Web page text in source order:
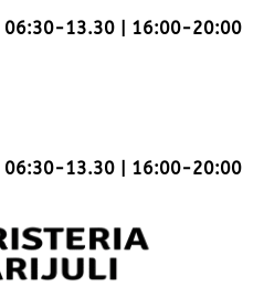
06:30-13.30 | 16:00-20:00
06:30-13.30 | 16:00-20:00